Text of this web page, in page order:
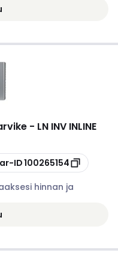
- LN INV INLINE
ID100265154
hinnan ja